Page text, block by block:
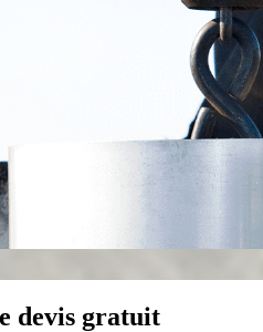
devis gratuit